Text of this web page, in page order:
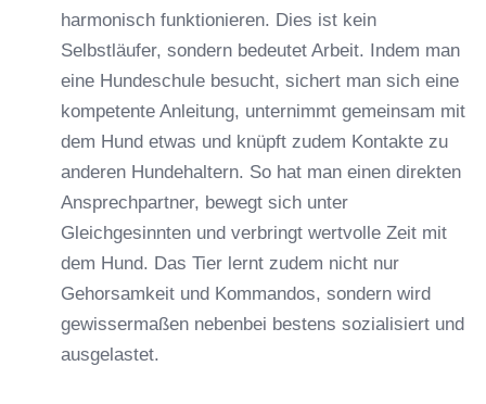
harmonisch funktionieren. Dies ist kein
Selbstläufer, sondern bedeutet Arbeit. Indem man
eine Hundeschule besucht, sichert man sich eine
kompetente Anleitung, unternimmt gemeinsam mit
dem Hund etwas und knüpft zudem Kontakte zu
anderen Hundehaltern. So hat man einen direkten
Ansprechpartner, bewegt sich unter
Gleichgesinnten und verbringt wertvolle Zeit mit
dem Hund. Das Tier lernt zudem nicht nur
Gehorsamkeit und Kommandos, sondern wird
gewissermaßen nebenbei bestens sozialisiert und
ausgelastet.